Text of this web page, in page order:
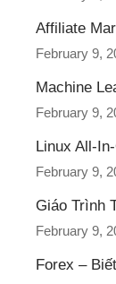
Affiliate
February 9,
Machine
February 9,
Linux All-
February 9,
Giáo Trình
February 9,
Forex –